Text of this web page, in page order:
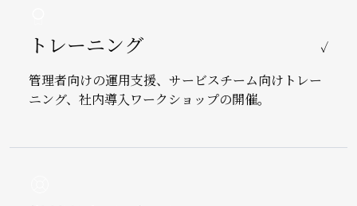
トレーニング
✓
管理者向けの運用支援、サービスチーム向けトレー
ニング、社内導入ワークショップの開催。